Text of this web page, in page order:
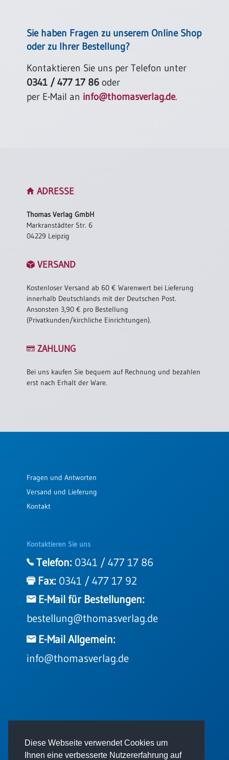
Diese Webseite verwendet Cookies um
Ihnen eine verbesserte Nutzererfahrung auf
Sie haben Fragen zu unserem Online Shop
oder zu Ihrer Bestellung?
Kontaktieren Sie uns per Telefon unter
0341 / 477 17 86 oder
per E-Mail an info@thomasverlag.de.
ADRESSE
Thomas Verlag GmbH
Markranstädter Str. 6
04229 Leipzig
VERSAND
Kostenloser Versand ab 60 € Warenwert bei Lieferung
innerhalb Deutschlands mit der Deutschen Post.
Ansonsten 3,90 € pro Bestellung
(Privatkunden/kirchliche Einrichtungen).
ZAHLUNG
Bei uns kaufen Sie bequem auf Rechnung und bezahlen
erst nach Erhalt der Ware.
Fragen und Antworten
Versand und Lieferung
Kontakt
Kontaktieren Sie uns
Telefon: 0341 / 477 17 86
Fax: 0341 / 477 17 92
E-Mail für Bestellungen:
bestellung@thomasverlag.de
E-Mail Allgemein:
info@thomasverlag.de